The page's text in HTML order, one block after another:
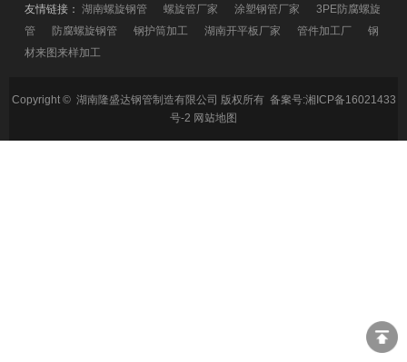
友情链接：湖南螺旋钢管 螺旋管厂家 涂塑钢管厂家
3PE防腐螺旋
管
防腐螺旋钢管 钢护筒加工 湖南开平板厂家 管件加工厂
钢
材来图来样加工
Copyright © 湖南隆盛达钢管制造有限公司 版权所有 备案号:湘ICP备16021433
号-2 网站地图